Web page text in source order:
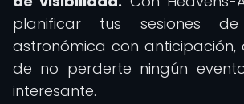
planificar tus sesiones de
astronómica con anticipación,
de no perderte ningún
interesante.